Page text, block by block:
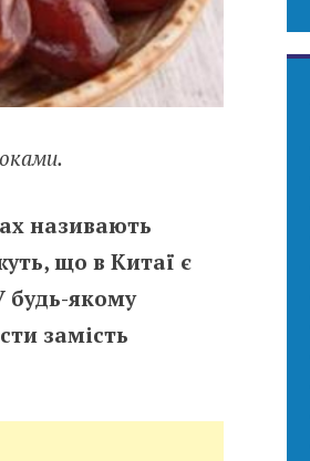
називають
що в Китаї є
будь-якому
замість